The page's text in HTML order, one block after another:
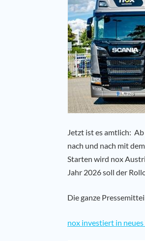
Jetzt ist es amtlich:
nach und nach mit
Starten wird nox
Jahr 2026 soll der
Die ganze
nox investiert in